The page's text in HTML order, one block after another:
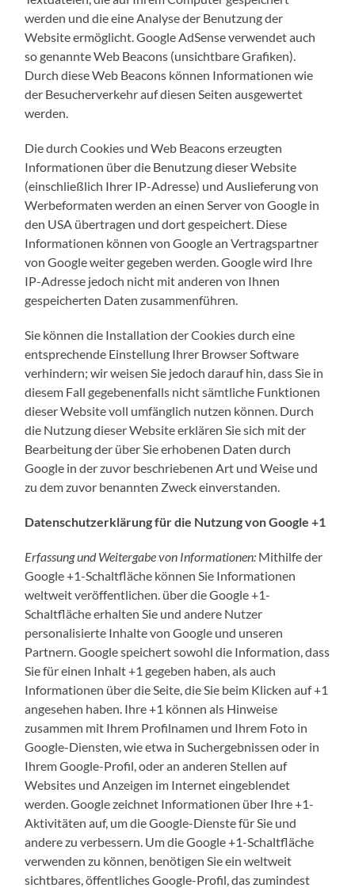
werden und die eine Analyse der Benutzung der
Website ermöglicht. Google AdSense verwendet auch
so genannte Web Beacons (unsichtbare Grafiken).
Durch diese Web Beacons können Informationen wie
der Besucherverkehr auf diesen Seiten ausgewertet
werden.
Die durch Cookies und Web Beacons erzeugten
Informationen über die Benutzung dieser Website
(einschließlich Ihrer IP-Adresse) und Auslieferung von
Werbeformaten werden an einen Server von Google in
den USA übertragen und dort gespeichert. Diese
Informationen können von Google an Vertragspartner
von Google weiter gegeben werden. Google wird Ihre
IP-Adresse jedoch nicht mit anderen von Ihnen
gespeicherten Daten zusammenführen.
Sie können die Installation der Cookies durch eine
entsprechende Einstellung Ihrer Browser Software
verhindern; wir weisen Sie jedoch darauf hin, dass Sie in
diesem Fall gegebenenfalls nicht sämtliche Funktionen
dieser Website voll umfänglich nutzen können. Durch
die Nutzung dieser Website erklären Sie sich mit der
Bearbeitung der über Sie erhobenen Daten durch
Google in der zuvor beschriebenen Art und Weise und
zu dem zuvor benannten Zweck einverstanden.
Datenschutzerklärung für die Nutzung von Google +1
Erfassung und Weitergabe von Informationen: Mithilfe der
Google +1-Schaltfläche können Sie Informationen
weltweit veröffentlichen. über die Google +1-
Schaltfläche erhalten Sie und andere Nutzer
personalisierte Inhalte von Google und unseren
Partnern. Google speichert sowohl die Information, dass
Sie für einen Inhalt +1 gegeben haben, als auch
Informationen über die Seite, die Sie beim Klicken auf +1
angesehen haben. Ihre +1 können als Hinweise
zusammen mit Ihrem Profilnamen und Ihrem Foto in
Google-Diensten, wie etwa in Suchergebnissen oder in
Ihrem Google-Profil, oder an anderen Stellen auf
Websites und Anzeigen im Internet eingeblendet
werden. Google zeichnet Informationen über Ihre +1-
Aktivitäten auf, um die Google-Dienste für Sie und
andere zu verbessern. Um die Google +1-Schaltfläche
verwenden zu können, benötigen Sie ein weltweit
sichtbares, öffentliches Google-Profil, das zumindest